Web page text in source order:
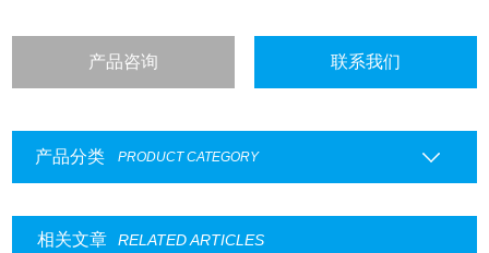
产品咨询 联系我们
产品分类 PRODUCT CATEGORY
相关文章 RELATED ARTICLES